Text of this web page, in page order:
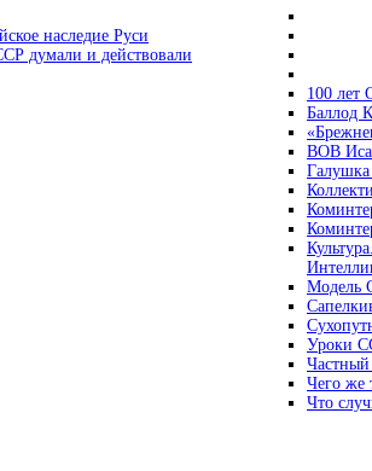
наследие Руси
думали и действовали
100 лет
Баллод
ВОВ
Модель
Уроки
Чего же
Что